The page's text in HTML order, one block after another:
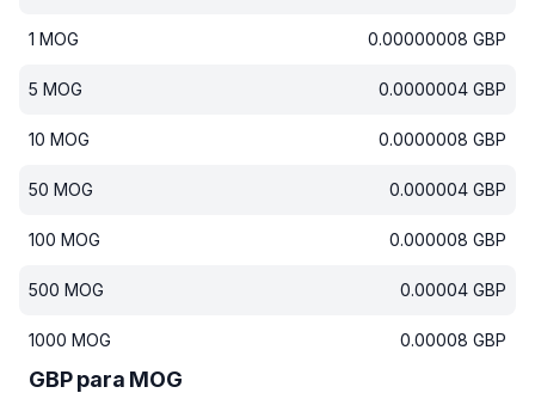
1 MOG 0.00000008 GBP
5 MOG 0.0000004 GBP
10 MOG 0.0000008 GBP
50 MOG 0.000004 GBP
100 MOG 0.000008 GBP
500 MOG 0.00004 GBP
1000 MOG 0.00008 GBP
GBP para MOG